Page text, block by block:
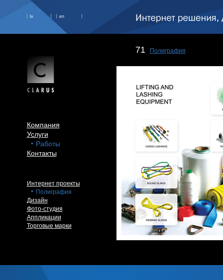
lv en
Компания
Услуги
Работы
Контакты
Интернет проекты
Полиграфия
Дизайн
Фото-студия
Аппликации
Торговые марки
71 Полиграфия